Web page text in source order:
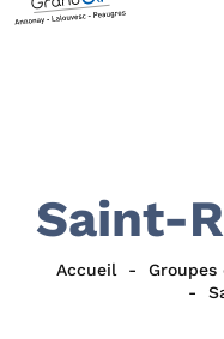
Saint-
Accueil